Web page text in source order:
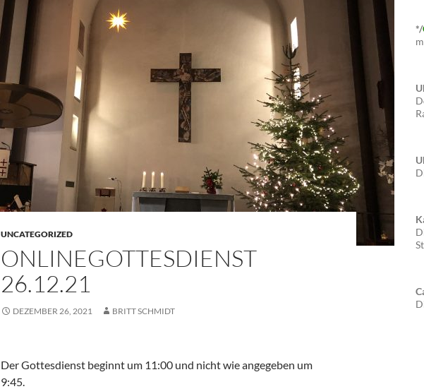
UNCATEGORIZED
ONLINEGOTTESDIENST
26.12.21
DEZEMBER 26, 2021 BRITT SCHMIDT
Der Gottesdienst beginnt um 11:00 und nicht wie angegeben um
9:45.
*/